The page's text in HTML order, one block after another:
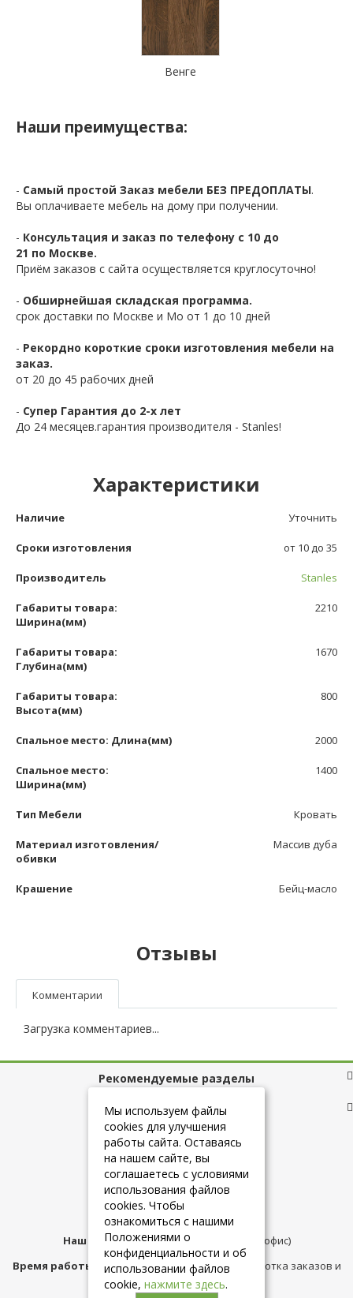
Венге
Наши преимущества:
- Самый простой Заказ мебели БЕЗ ПРЕДОПЛАТЫ.
Вы оплачиваете мебель на дому при получении.
- Консультация и заказ по телефону с 10 до
21 по Москве.
Приём заказов с сайта осуществляется круглосуточно!
- Обширнейшая складская программа.
срок доставки по Москве и Мо от 1 до 10 дней
- Рекордно короткие сроки изготовления мебели на
заказ.
от 20 до 45 рабочих дней
- Супер Гарантия до 2-х лет
До 24 месяцев.гарантия производителя - Stanles!
Характеристики
Наличие Уточнить
Сроки изготовления от 10 до 35
Производитель Stanles
Габариты товара:
Ширина(мм)
2210
Габариты товара:
Глубина(мм)
1670
Габариты товара:
Высота(мм)
800
Спальное место: Длина(мм) 2000
Спальное место:
Ширина(мм)
1400
Тип Мебели Кровать
Материал изготовления/
обивки
Массив дуба
Крашение Бейц-масло
Отзывы
Комментарии
Загрузка комментариев...
Рекомендуемые разделы
Полезные ссылки
+7 (925) 084-10-60
Наш адрес:Москва,ул.Плещеева д.12 (офис)
Время работы магазина:с 10:00 до 21:00 (обработка заказов и
консультация)
Мы используем файлы
cookies для улучшения
работы сайта. Оставаясь
на нашем сайте, вы
соглашаетесь с условиями
использования файлов
cookies. Чтобы
ознакомиться с нашими
Положениями о
конфиденциальности и об
использовании файлов
cookie, нажмите здесь.